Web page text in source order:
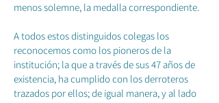
menos solemne, la medalla correspondiente.
A todos estos distinguidos colegas los
reconocemos como los pioneros de la
institución; la que a través de sus 47 años de
existencia, ha cumplido con los derroteros
trazados por ellos; de igual manera, y al lado